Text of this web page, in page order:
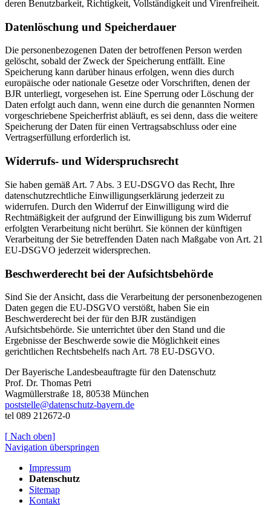
deren Benutzbarkeit, Richtigkeit, Vollständigkeit und Virenfreiheit.
Datenlöschung und Speicherdauer
Die personenbezogenen Daten der betroffenen Person werden
gelöscht, sobald der Zweck der Speicherung entfällt. Eine
Speicherung kann darüber hinaus erfolgen, wenn dies durch
europäische oder nationale Gesetze oder Vorschriften, denen der
BJR unterliegt, vorgesehen ist. Eine Sperrung oder Löschung der
Daten erfolgt auch dann, wenn eine durch die genannten Normen
vorgeschriebene Speicherfrist abläuft, es sei denn, dass die weitere
Speicherung der Daten für einen Vertragsabschluss oder eine
Vertragserfüllung erforderlich ist.
Widerrufs- und Widerspruchsrecht
Sie haben gemäß Art. 7 Abs. 3 EU-DSGVO das Recht, Ihre
datenschutzrechtliche Einwilligungserklärung jederzeit zu
widerrufen. Durch den Widerruf der Einwilligung wird die
Rechtmäßigkeit der aufgrund der Einwilligung bis zum Widerruf
erfolgten Verarbeitung nicht berührt. Sie können der künftigen
Verarbeitung der Sie betreffenden Daten nach Maßgabe von Art. 21
EU-DSGVO jederzeit widersprechen.
Beschwerderecht bei der Aufsichtsbehörde
Sind Sie der Ansicht, dass die Verarbeitung der personenbezogenen
Daten gegen die EU-DSGVO verstößt, haben Sie ein
Beschwerderecht bei der für den BJR zuständigen
Aufsichtsbehörde. Sie unterrichtet über den Stand und die
Ergebnisse der Beschwerde sowie die Möglichkeit eines
gerichtlichen Rechtsbehelfs nach Art. 78 EU-DSGVO.
Der Bayerische Landesbeauftragte für den Datenschutz
Prof. Dr. Thomas Petri
Wagmüllerstraße 18, 80538 München
poststelle@datenschutz-bayern.de
tel 089 212672-0
[ Nach oben]
Navigation überspringen
Impressum
Datenschutz
Sitemap
Kontakt